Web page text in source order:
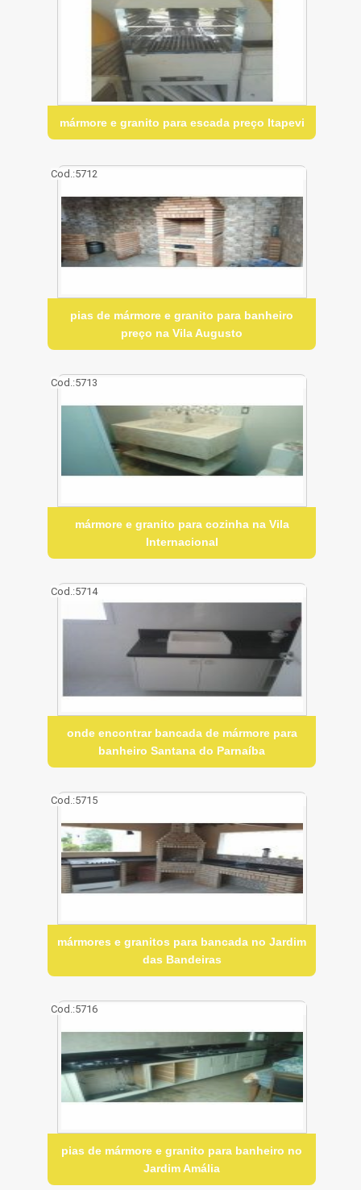
mármore e granito para escada preço Itapevi
Cod.:5712
pias de mármore e granito para banheiro
preço na Vila Augusto
Cod.:5713
mármore e granito para cozinha na Vila
Internacional
Cod.:5714
onde encontrar bancada de mármore para
banheiro Santana do Parnaíba
Cod.:5715
mármores e granitos para bancada no Jardim
das Bandeiras
Cod.:5716
pias de mármore e granito para banheiro no
Jardim Amália